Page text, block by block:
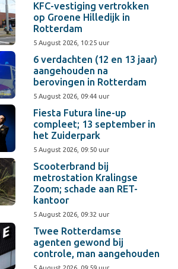
KFC-vestiging vertrokken
op Groene Hilledijk in
Rotterdam
5 August 2026, 10:25 uur
6 verdachten (12 en 13 jaar)
aangehouden na
berovingen in Rotterdam
5 August 2026, 09:44 uur
Fiesta Futura line-up
compleet; 13 september in
het Zuiderpark
5 August 2026, 09:50 uur
Scooterbrand bij
metrostation Kralingse
Zoom; schade aan RET-
kantoor
5 August 2026, 09:32 uur
Twee Rotterdamse
agenten gewond bij
controle, man aangehouden